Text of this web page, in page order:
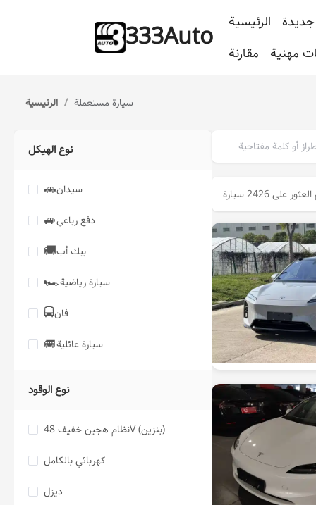
333Auto الرئيسية
مقارنة
مهنية
الرئيسية / سيارة مستعملة
نوع الهيكل
🚗سيدان
🚙دفع رباعي
🚚بيك أب
🏎️سيارة رياضية
🚍️فان
🚐سيارة عائلية
نوع الوقود
نظام هجين خفيف 48V (بنزين)
كهربائي بالكامل
ديزل
على 2426 سيارة